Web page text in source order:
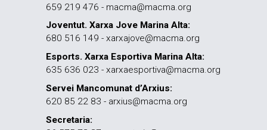
659 219 476 - macma@macma.org
Joventut. Xarxa Jove Marina Alta:
680 516 149 - xarxajove@macma.org
Esports. Xarxa Esportiva Marina Alta:
635 636 023 - xarxaesportiva@macma.org
Servei Mancomunat d’Arxius:
620 85 22 83 - arxius@macma.org
Secretaria: